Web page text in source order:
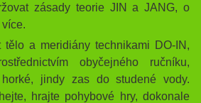
zásady teorie JIN a JANG, o
tělo a meridiány technikami DO-IN,
obyčejného ručníku,
jindy zas do studené vody.
hrajte pohybové hry, dokonale